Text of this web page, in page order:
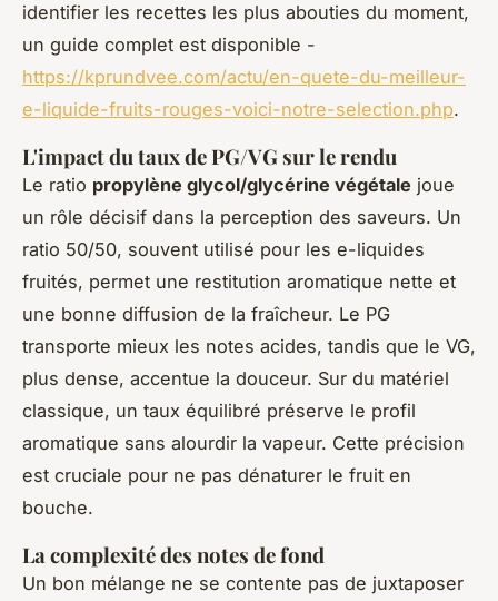
identifier les recettes les plus abouties du moment,
un guide complet est disponible -
https://kprundvee.com/actu/en-quete-du-meilleur-
e-liquide-fruits-rouges-voici-notre-selection.php.
L'impact du taux de PG/VG sur le rendu
Le ratio propylène glycol/glycérine végétale joue
un rôle décisif dans la perception des saveurs. Un
ratio 50/50, souvent utilisé pour les e-liquides
fruités, permet une restitution aromatique nette et
une bonne diffusion de la fraîcheur. Le PG
transporte mieux les notes acides, tandis que le VG,
plus dense, accentue la douceur. Sur du matériel
classique, un taux équilibré préserve le profil
aromatique sans alourdir la vapeur. Cette précision
est cruciale pour ne pas dénaturer le fruit en
bouche.
La complexité des notes de fond
Un bon mélange ne se contente pas de juxtaposer